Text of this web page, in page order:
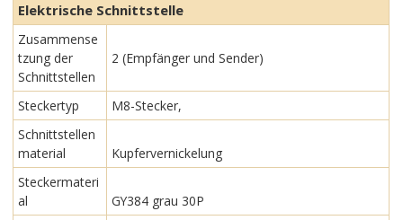
Elektrische Schnittstelle
Zusammense
tzung der
Schnittstellen
2 (Empfänger und Sender)
Steckertyp
M8-Stecker,
Schnittstellen
material
Kupfervernickelung
Steckermateri
al
GY384 grau 30P